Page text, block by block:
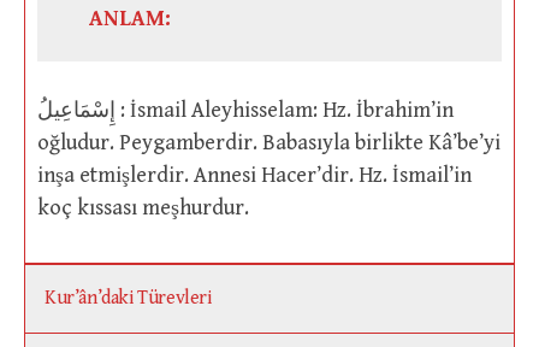
ANLAM:
إِسْمَاعِيلُ : İsmail Aleyhisselam: Hz. İbrahim’in
oğludur. Peygamberdir. Babasıyla birlikte Kâ’be’yi
inşa etmişlerdir. Annesi Hacer’dir. Hz. İsmail’in
koç kıssası meşhurdur.
Kur’ân’daki Türevleri